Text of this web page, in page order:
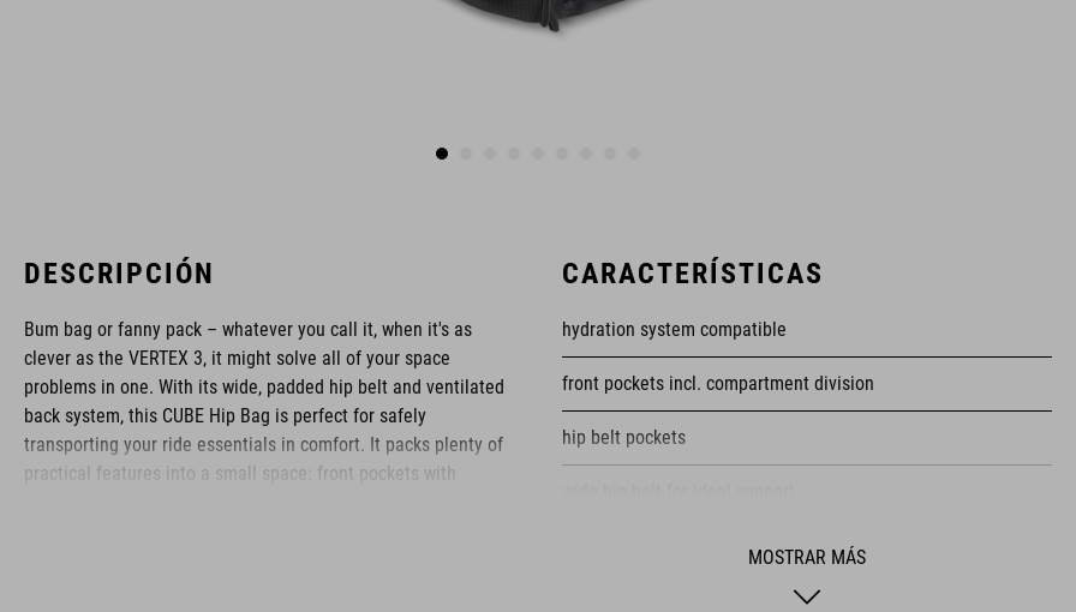
DESCRIPCIÓN
Bum bag or fanny pack – whatever you call it, when it's as
clever as the VERTEX 3, it might solve all of your space
problems in one. With its wide, padded hip belt and ventilated
back system, this CUBE Hip Bag is perfect for safely
transporting your ride essentials in comfort. It packs plenty of
practical features into a small space: front pockets with
CARACTERÍSTICAS
hydration system compatible
front pockets incl. compartment division
hip belt pockets
ventilation through backsystem
MOSTRAR MÁS